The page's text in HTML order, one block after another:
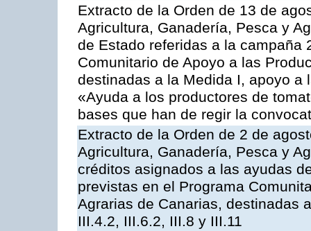
Extracto de la Orden de 13 de
Agricultura, Ganadería, Pesca y
de Estado referidas a la campaña
Comunitario de Apoyo a las
destinadas a la Medida I, apoyo a
«Ayuda a los productores de
bases que han de regir la
Extracto de la Orden de 2 de
Agricultura, Ganadería, Pesca y
créditos asignados a las ayudas
previstas en el Programa
Agrarias de Canarias, destinadas
III.4.2, III.6.2, III.8 y III.11